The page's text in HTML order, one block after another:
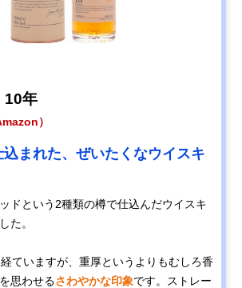
10年
）
まれた、ぜいたくなウイスキ
ドという2種類の樽で仕込んだウイスキ
た。
ていますが、重厚というよりもむしろ香
思わせるさわやかな印象です。ストレー